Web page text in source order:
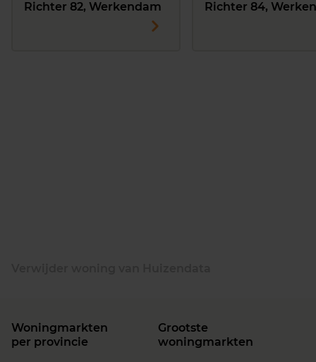
Richter 82, Werkendam Richter 84,
Woningmarkten
per provincie
Grootste
woningmarkten